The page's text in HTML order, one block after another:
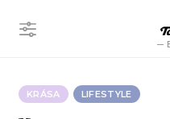
KRÁSA LIFESTYLE